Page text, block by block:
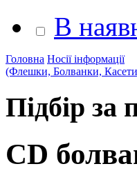
В
Головна Носії інформації
(Флешки, Болванки,
Підбір за
CD